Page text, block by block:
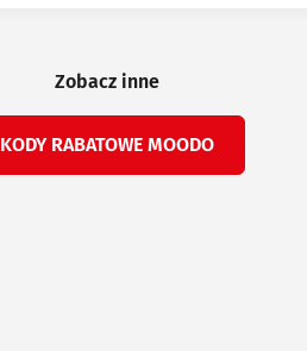
Zobacz inne
KODY RABATOWE MOODO